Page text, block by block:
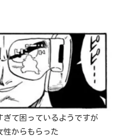
て困っているようですが
性からもらった